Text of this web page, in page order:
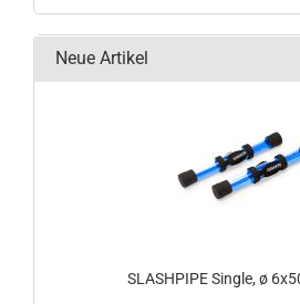
Neue Artikel
SLASHPIPE Single, ø